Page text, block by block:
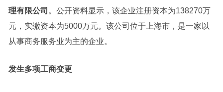
理有限公司 。公开资料显示，该企业注册资本为138270万
元，实缴资本为5000万元。该公司位于上海市，是一家以
从事商务服务业为主的企业。
发生多项工商变更